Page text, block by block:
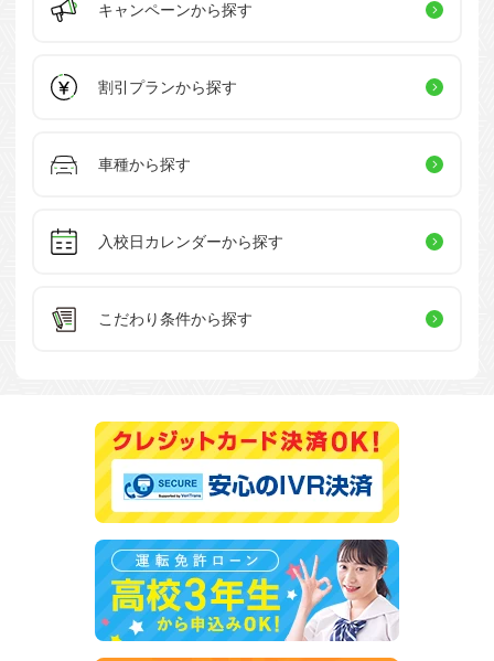
キャンペーンから探す
割引プランから探す
車種から探す
入校日カレンダーから探す
こだわり条件から探す